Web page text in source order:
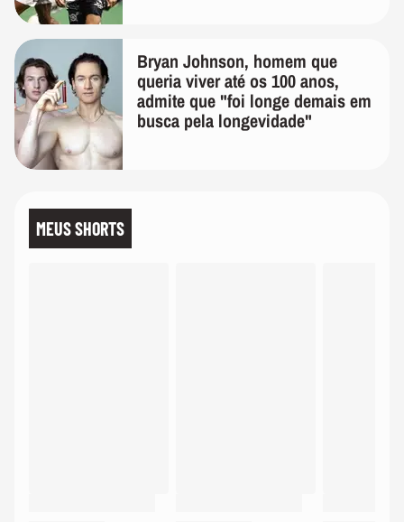
Bryan Johnson, homem que
queria viver até os 100 anos,
admite que "foi longe demais em
busca pela longevidade"
MEUS SHORTS